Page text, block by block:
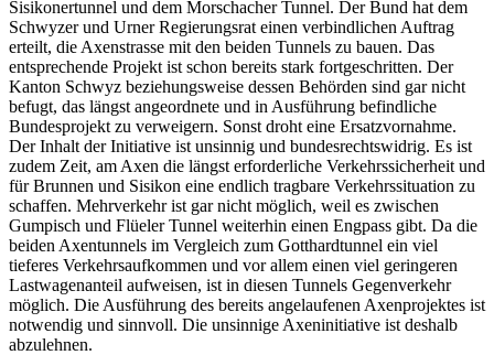
Sisikonertunnel und dem Morschacher Tunnel. Der Bund hat dem
Schwyzer und Urner Regierungsrat einen verbindlichen Auftrag
erteilt, die Axenstrasse mit den beiden Tunnels zu bauen. Das
entsprechende Projekt ist schon bereits stark fortgeschritten. Der
Kanton Schwyz beziehungsweise dessen Behörden sind gar nicht
befugt, das längst angeordnete und in Ausführung befindliche
Bundesprojekt zu verweigern. Sonst droht eine Ersatzvornahme.
Der Inhalt der Initiative ist unsinnig und bundesrechtswidrig. Es ist
zudem Zeit, am Axen die längst erforderliche Verkehrssicherheit und
für Brunnen und Sisikon eine endlich tragbare Verkehrssituation zu
schaffen. Mehrverkehr ist gar nicht möglich, weil es zwischen
Gumpisch und Flüeler Tunnel weiterhin einen Engpass gibt. Da die
beiden Axentunnels im Vergleich zum Gotthardtunnel ein viel
tieferes Verkehrsaufkommen und vor allem einen viel geringeren
Lastwagenanteil aufweisen, ist in diesen Tunnels Gegenverkehr
möglich. Die Ausführung des bereits angelaufenen Axenprojektes ist
notwendig und sinnvoll. Die unsinnige Axeninitiative ist deshalb
abzulehnen.